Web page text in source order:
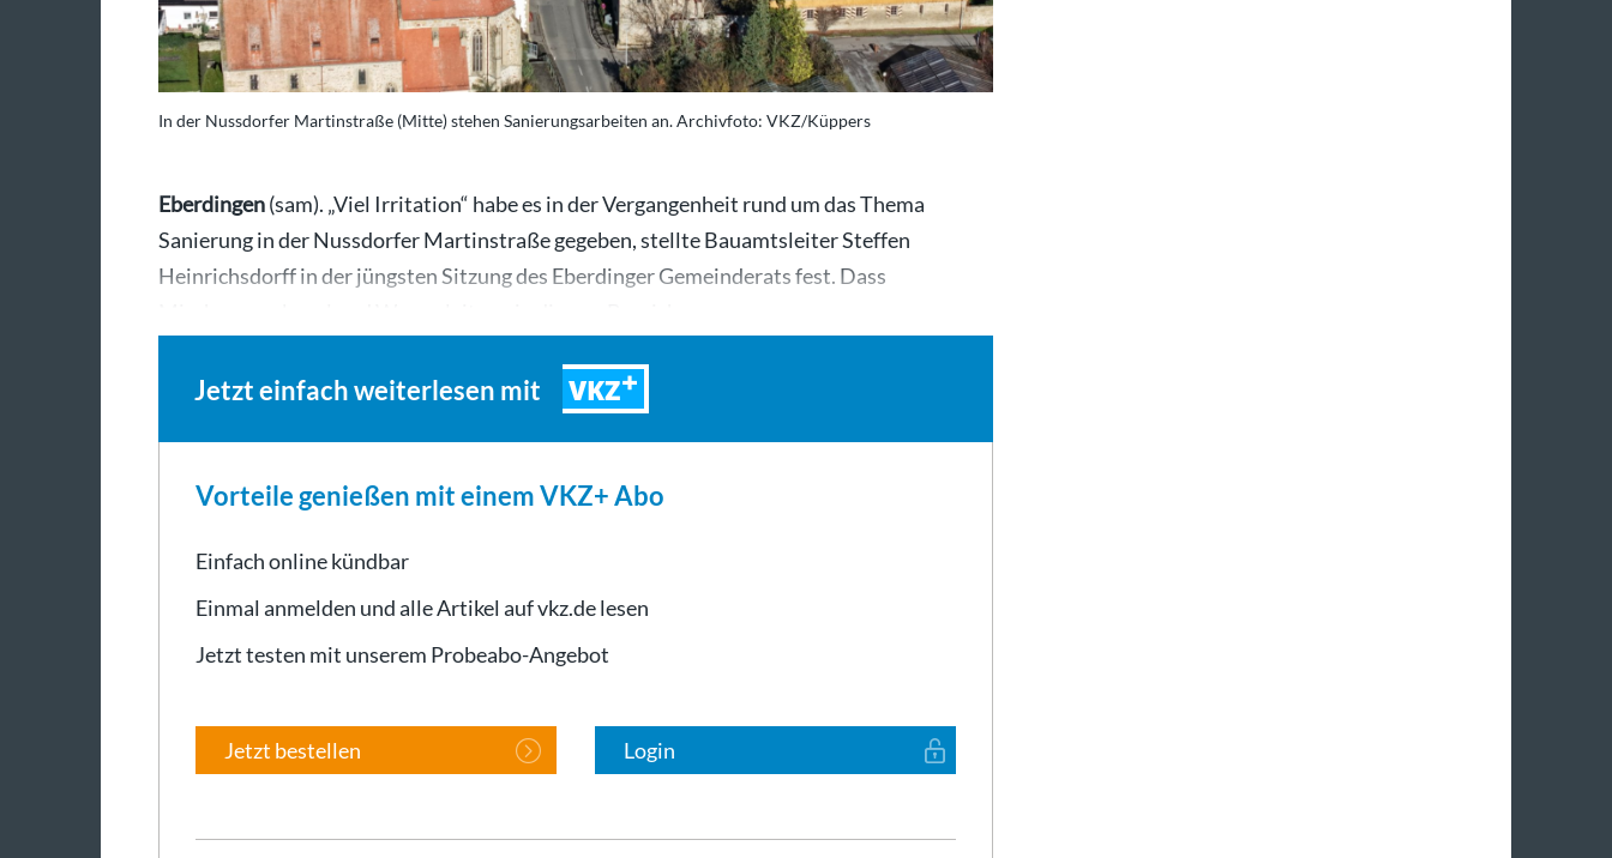
In der Nussdorfer Martinstraße (Mitte) stehen Sanierungsarbeiten an. Archivfoto: VKZ/Küppers
Eberdingen(sam). „Viel Irritation“ habe es in der Vergangenheit rund um das Thema
Sanierung in der Nussdorfer Martinstraße gegeben, stellte Bauamtsleiter Steffen
Heinrichsdorff in der jüngsten Sitzung des Eberdinger Gemeinderats fest. Dass
Jetzt einfach weiterlesen mit VKZ
Vorteile genießen mit einem VKZ+ Abo
Einfach online kündbar
Einmal anmelden und alle Artikel auf vkz.de lesen
Jetzt testen mit unserem Probeabo-Angebot
Jetzt bestellen Login